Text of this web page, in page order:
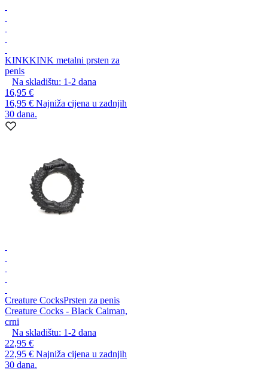
KINKKINK metalni prsten za
penis
Na skladištu: 1-2 dana
16,95 €
16,95 € Najniža cijena u zadnjih
30 dana.
Creature CocksPrsten za penis
Creature Cocks - Black Caiman,
crni
Na skladištu: 1-2 dana
22,95 €
22,95 € Najniža cijena u zadnjih
30 dana.